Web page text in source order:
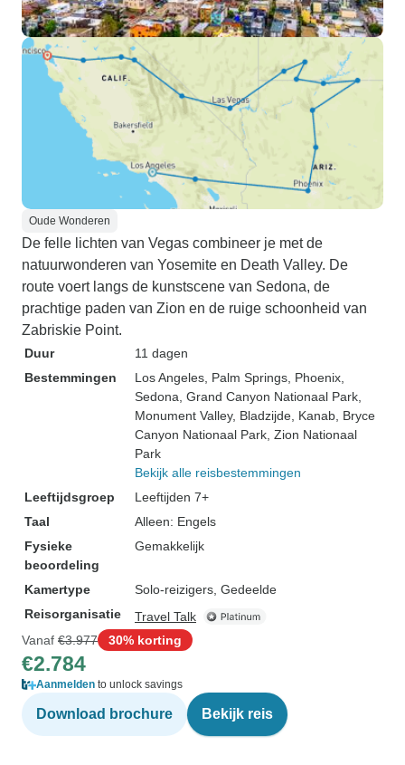
Oude Wonderen
De felle lichten van Vegas combineer je met de
natuurwonderen van Yosemite en Death Valley. De
route voert langs de kunstscene van Sedona, de
prachtige paden van Zion en de ruige schoonheid van
Zabriskie Point.
Duur
11 dagen
Bestemmingen
Los Angeles , Palm Springs , Phoenix
Sedona , Grand Canyon Nationaal Park
Monument Valley, Bladzijde , Kanab , Bryce
Canyon Nationaal Park , Zion Nationaal
Park
Bekijk alle reisbestemmingen
Leeftijdsgroep
Leeftijden 7+
Taal
Alleen: Engels
Fysieke
beoordeling
Gemakkelijk
Kamertype
Solo-reizigers, Gedeelde
Reisorganisatie
Travel Talk
Vanaf €3.977 30% korting
€2.784
Aanmelden to unlock savings
Download brochure Bekijk reis